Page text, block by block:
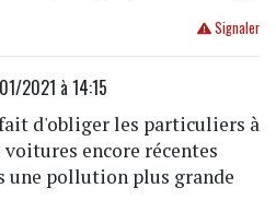
Signaler
2021 à 14:15
d'obliger les particuliers à
encore récentes
une pollution plus grande